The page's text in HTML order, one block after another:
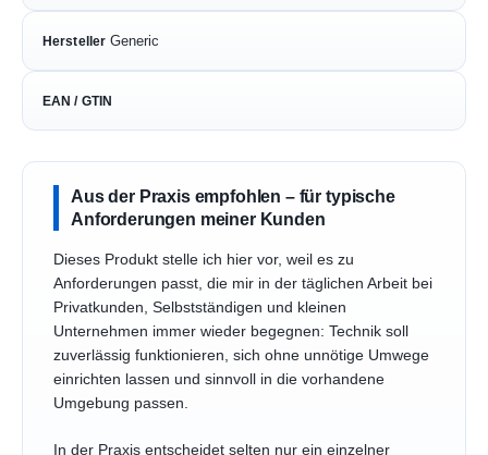
Hersteller Generic
EAN / GTIN
Aus der Praxis empfohlen – für typische
Anforderungen meiner Kunden
Dieses Produkt stelle ich hier vor, weil es zu
Anforderungen passt, die mir in der täglichen Arbeit bei
Privatkunden, Selbstständigen und kleinen
Unternehmen immer wieder begegnen: Technik soll
zuverlässig funktionieren, sich ohne unnötige Umwege
einrichten lassen und sinnvoll in die vorhandene
Umgebung passen.
In der Praxis entscheidet selten nur ein einzelner